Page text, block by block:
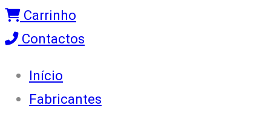
Carrinho
Contactos
Início
Fabricantes